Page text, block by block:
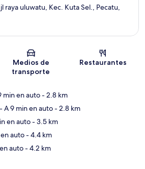
raya uluwatu, Kec. Kuta Sel., Pecatu,
Medios de
transporte
Restaurantes
min en auto- 2.8 km
- A 9 min en auto- 2.8 km
en auto- 3.5 km
auto- 4.4 km
auto- 4.2 km